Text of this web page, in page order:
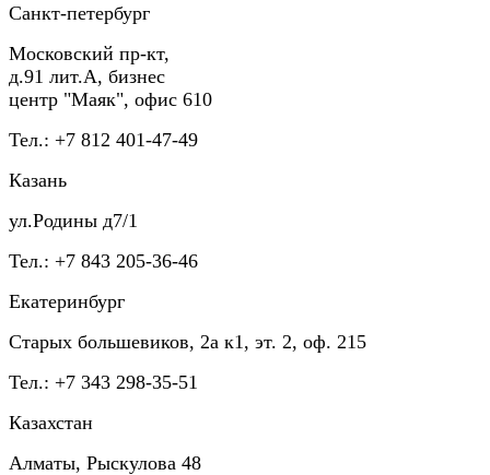
Санкт-петербург
Московский пр-кт,
д.91 лит.А, бизнес
центр "Маяк", офис 610
Тел.: +7 812 401-47-49
Казань
ул.Родины д7/1
Тел.: +7 843 205-36-46
Екатеринбург
Старых большевиков, 2а к1, эт. 2, оф. 215
Тел.: +7 343 298-35-51
Казахстан
Алматы, Рыскулова 48